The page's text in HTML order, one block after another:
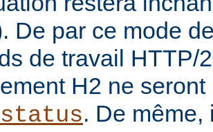
De par ce mode
de travail HTTP/
H2 ne
. De même,